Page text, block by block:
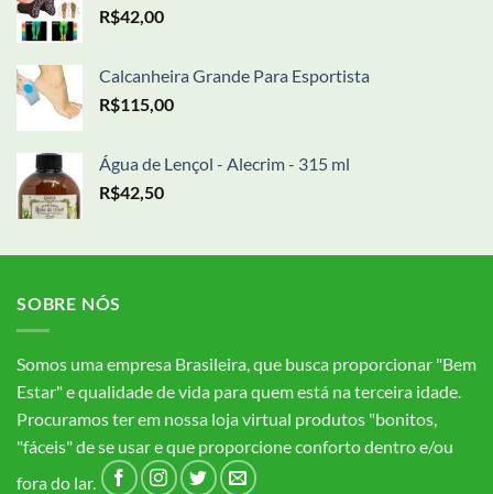
R$42,00
Calcanheira Grande Para Esportista
R$115,00
Água de Lençol - Alecrim - 315 ml
R$42,50
SOBRE NÓS
Somos uma empresa Brasileira, que busca proporcionar "Bem
Estar" e qualidade de vida para quem está na terceira idade.
Procuramos ter em nossa loja virtual produtos "bonitos,
"fáceis" de se usar e que proporcione conforto dentro e/ou
fora do lar.